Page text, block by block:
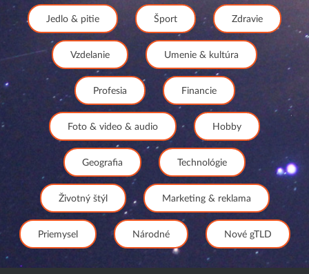
Jedlo & pitie Šport Zdravie
Vzdelanie Umenie & kultúra
Profesia Financie
Foto & video & audio Hobby
Geografia Technológie
Životný štýl Marketing & reklama
Priemysel Národné Nové gTLD